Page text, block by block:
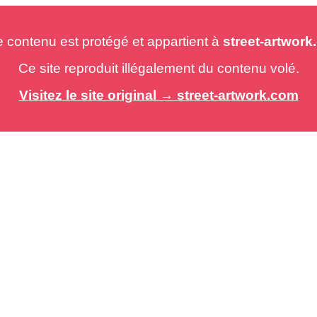
est protégé et appartient à street-
Ce site reproduit illégalement du contenu volé.
Visitez le site original → street-artwork.com